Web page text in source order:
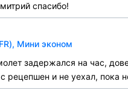
спасибо!
Мини эконом
задержался на час,
рецепшен и не уехал, пока